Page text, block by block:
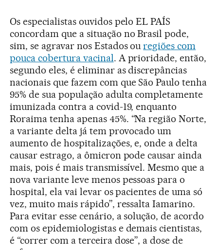
Os especialistas ouvidos pelo EL PAÍS
concordam que a situação no Brasil pode,
sim, se agravar nos Estados ouregiões com
pouca cobertura vacinal. A prioridade, então,
segundo eles, é eliminar as discrepâncias
nacionais que fazem com que São Paulo tenha
95% de sua população adulta completamente
imunizada contra a covid-19, enquanto
Roraima tenha apenas 45%. “Na região Norte,
a variante delta já tem provocado um
aumento de hospitalizações, e, onde a delta
causar estrago, a ômicron pode causar ainda
mais, pois é mais transmissível. Mesmo que a
nova variante leve menos pessoas para o
hospital, ela vai levar os pacientes de uma só
vez, muito mais rápido”, ressalta Iamarino.
Para evitar esse cenário, a solução, de acordo
com os epidemiologistas e demais cientistas,
é “correr com a terceira dose”, a dose de